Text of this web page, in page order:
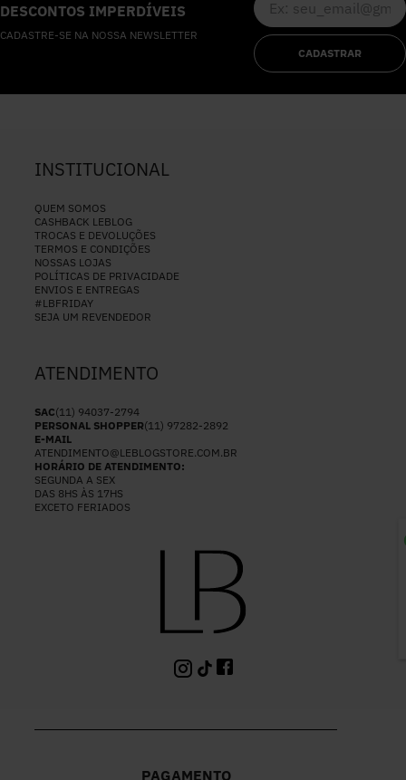
DESCONTOS IMPERDÍVEIS
CADASTRE-SE NA NOSSA NEWSLETTER
CADASTRAR
INSTITUCIONAL
QUEM SOMOS
CASHBACK LEBLOG
TROCAS E DEVOLUÇÕES
TERMOS E CONDIÇÕES
NOSSAS LOJAS
POLÍTICAS DE PRIVACIDADE
ENVIOS E ENTREGAS
#LBFRIDAY
SEJA UM REVENDEDOR
ATENDIMENTO
SAC(11) 94037-2794
PERSONAL SHOPPER(11) 97282-2892
E-MAIL
ATENDIMENTO@LEBLOGSTORE.COM.BR
HORÁRIO DE ATENDIMENTO:
SEGUNDA A SEX
DAS 8HS ÀS 17HS
EXCETO FERIADOS
PAGAMENTO